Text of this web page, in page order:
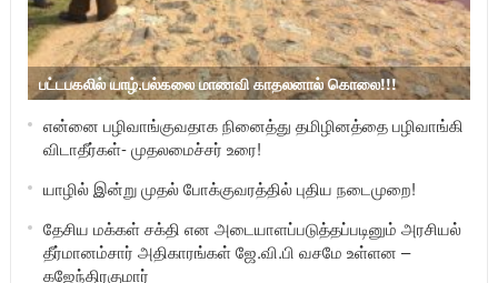
பட்டபகலில் யாழ்.பல்கலை மாணவி காதலனால் கொலை!!!
என்னை பழிவாங்குவதாக நினைத்து தமிழினத்தை பழிவாங்கி
விடாதீர்கள்- முதலமைச்சர் உரை!
யாழில் இன்று முதல் போக்குவரத்தில் புதிய நடைமுறை!
தேசிய மக்கள் சக்தி என அடையாளப்படுத்தப்படினும் அரசியல்
தீர்மானம்சார் அதிகாரங்கள் ஜே.வி.பி வசமே உள்ளன –
கஜேந்திரகுமார்